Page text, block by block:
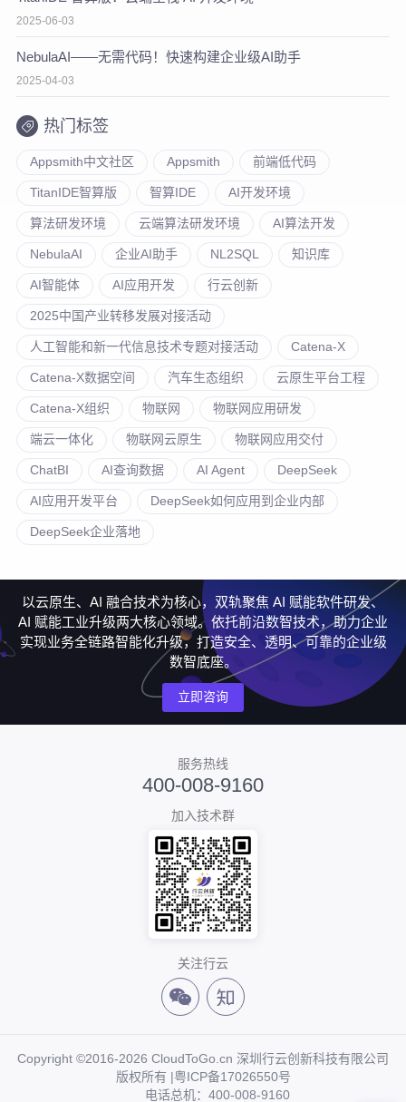
2025-06-03
NebulaAI——无需代码！快速构建企业级AI助手
2025-04-03
热门标签
Appsmith中文社区 Appsmith 前端低代码
TitanIDE智算版 智算IDE AI开发环境
算法研发环境 云端算法研发环境 AI算法开发
NebulaAI 企业AI助手 NL2SQL 知识库
AI智能体 AI应用开发 行云创新
2025中国产业转移发展对接活动
人工智能和新一代信息技术专题对接活动 Catena-X
Catena-X数据空间 汽车生态组织 云原生平台工程
Catena-X组织 物联网 物联网应用研发
端云一体化 物联网云原生 物联网应用交付
ChatBI AI查询数据 AI Agent DeepSeek
AI应用开发平台 DeepSeek如何应用到企业内部
DeepSeek企业落地
以云原生、AI 融合技术为核心，双轨聚焦 AI 赋能软件研发、
AI 赋能工业升级两大核心领域。依托前沿数智技术，助力企业
实现业务全链路智能化升级，打造安全、透明、可靠的企业级
数智底座。
立即咨询
服务热线
400-008-9160
加入技术群
关注行云
Copyright ©2016-2026 CloudToGo.cn 深圳行云创新科技有限公司
版权所有 |粤ICP备17026550号
电话总机：400-008-9160